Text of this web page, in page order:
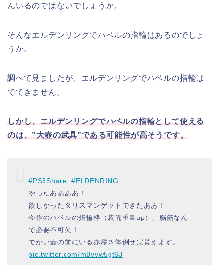
んいるのではないでしょうか。
そんなエルデンリングでハベルの指輪はあるのでしょ
うか。
調べて見ましたが、エルデンリングでハベルの指輪は
でてきません。
しかし、エルデンリングでハベルの指輪として使える
のは、”大壺の武具”である可能性が高そうです。
#PS5Share ,#ELDENRING
やったああああ！
欲しかったタリスマンゲットできたああ！
今作のハベルの指輪枠（装備重量up）、脳筋なん
で必要不可欠！
でかい壺の前にいる赤霊３体倒せば貰えます。
pic.twitter.com/mBvvw5gt6J